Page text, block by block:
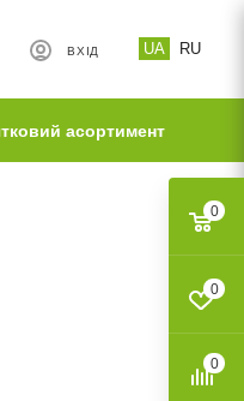
UA RU
ВХІД
асортимент
0
0
0